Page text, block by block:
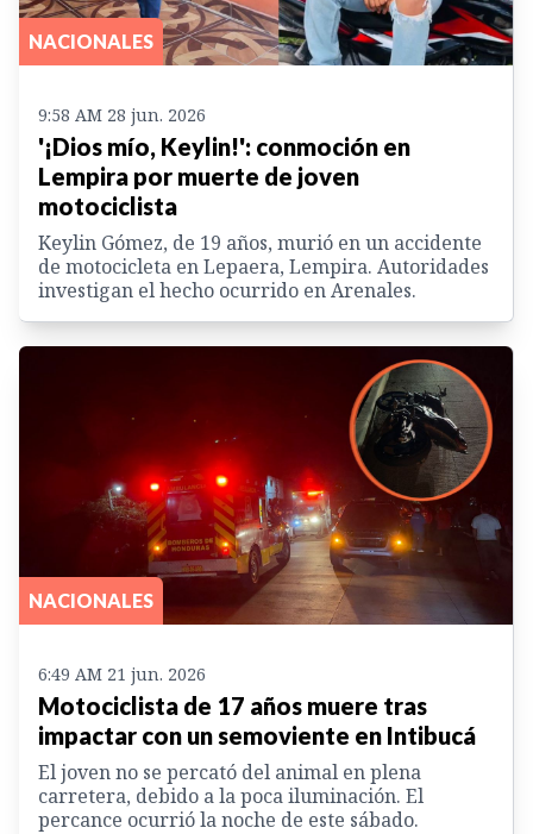
NACIONALES
9:58 AM 28 jun. 2026
'¡Dios mío, Keylin!': conmoción en
Lempira por muerte de joven
motociclista
Keylin Gómez, de 19 años, murió en un accidente
de motocicleta en Lepaera, Lempira. Autoridades
investigan el hecho ocurrido en Arenales.
NACIONALES
6:49 AM 21 jun. 2026
Motociclista de 17 años muere tras
impactar con un semoviente en Intibucá
El joven no se percató del animal en plena
carretera, debido a la poca iluminación. El
percance ocurrió la noche de este sábado.